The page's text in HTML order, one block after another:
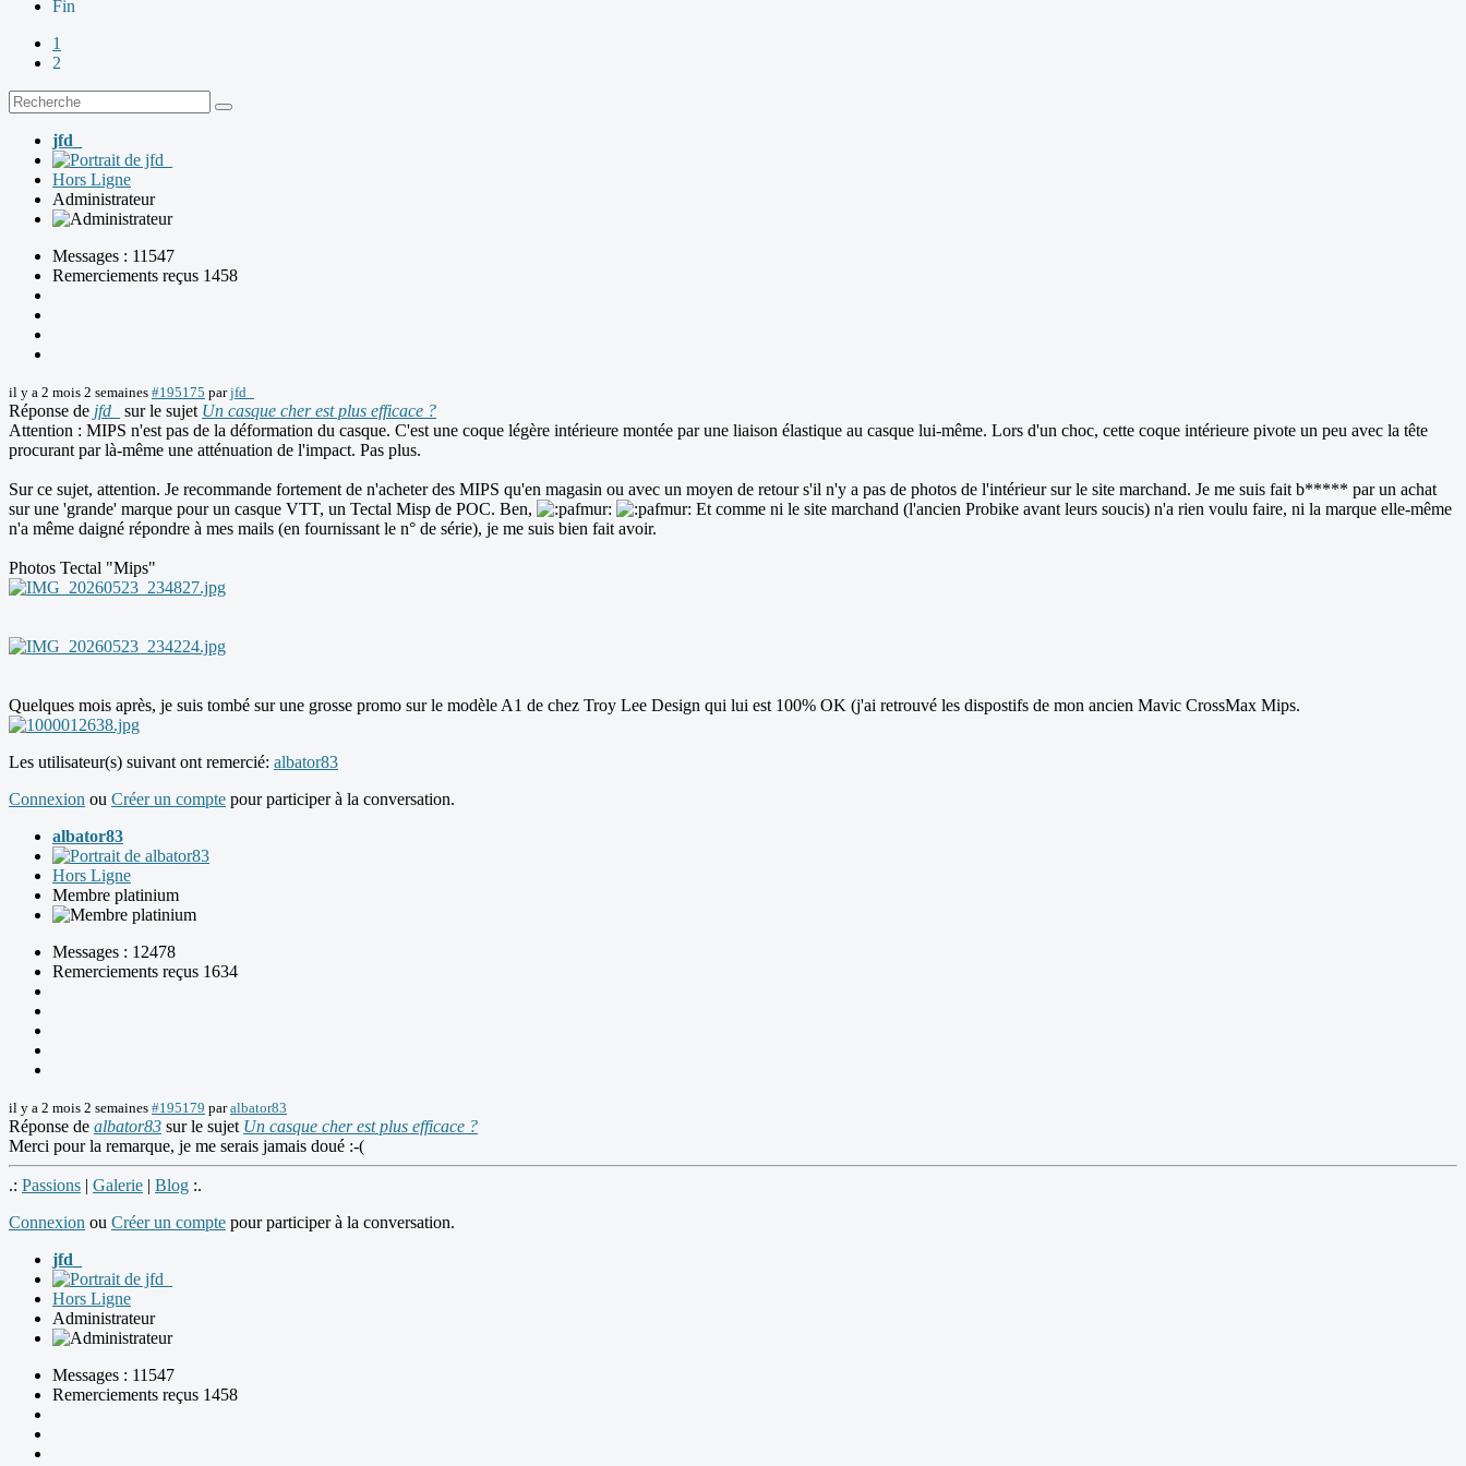
Fin
1
2
jfd_
Hors Ligne
Administrateur
Messages : 11547
Remerciements reçus 1458
il y a 2 mois 2 semaines #195175 parjfd_
Réponse de jfd_ sur le sujet Un casque cher est plus efficace ?
Attention : MIPS n'est pas de la déformation du casque. C'est une coque légère intérieure montée par une liaison élastique au casque lui-même. Lors d'un choc, cette coque intérieure pivote un peu avec la tête
procurant par là-même une atténuation de l'impact. Pas plus.
Sur ce sujet, attention. Je recommande fortement de n'acheter des MIPS qu'en magasin ou avec un moyen de retour s'il n'y a pas de photos de l'intérieur sur le site marchand. Je me suis fait b***** par un achat
sur une 'grande' marque pour un casque VTT, un Tectal Misp de POC. Ben,
Et comme ni le site marchand (l'ancien Probike avant leurs soucis) n'a rien voulu faire, ni la marque elle-même
n'a même daigné répondre à mes mails (en fournissant le n° de série), je me suis bien fait avoir.
Photos Tectal "Mips"
Quelques mois après, je suis tombé sur une grosse promo sur le modèle A1 de chez Troy Lee Design qui lui est 100% OK (j'ai retrouvé les dispostifs de mon ancien Mavic CrossMax Mips.
Les utilisateur(s) suivant ont remercié: albator83
Connexion ou Créer un compte pour participer à la conversation.
albator83
Hors Ligne
Membre platinium
Messages : 12478
Remerciements reçus 1634
il y a 2 mois 2 semaines #195179 paralbator83
Réponse de albator83 sur le sujet Un casque cher est plus efficace ?
Merci pour la remarque, je me serais jamais doué :-(
.: Passions | Galerie | Blog :.
Connexion ou Créer un compte pour participer à la conversation.
jfd_
Hors Ligne
Administrateur
Messages : 11547
Remerciements reçus 1458